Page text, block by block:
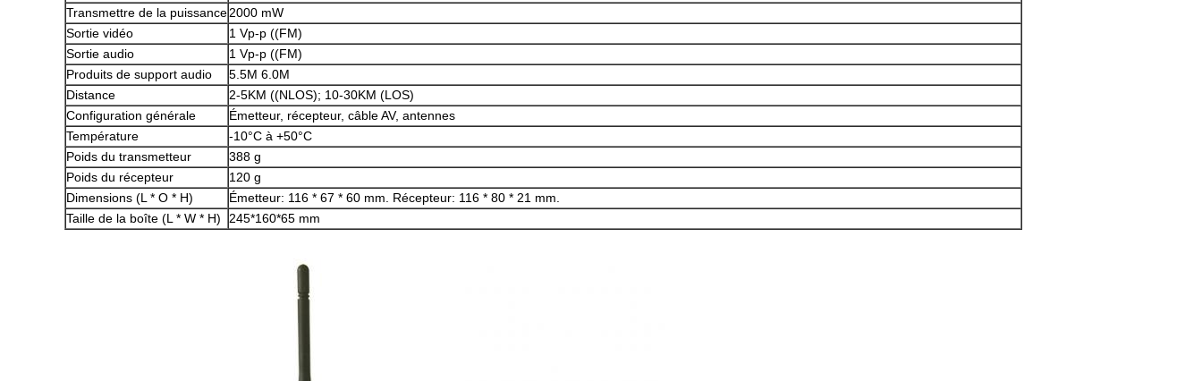
Transmettre de la puissance2000 mW
Sortie vidéo
1 Vp-p ((FM)
Sortie audio
1 Vp-p ((FM)
Produits de support audio
5.5M 6.0M
Distance
2-5KM ((NLOS); 10-30KM (LOS)
Configuration générale
Émetteur, récepteur, câble AV, antennes
Température
-10°C à +50°C
Poids du transmetteur
388 g
Poids du récepteur
120 g
Dimensions (L * O * H)
Émetteur: 116 * 67 * 60 mm. Récepteur: 116 * 80 * 21 mm.
Taille de la boîte (L * W * H)
245*160*65 mm